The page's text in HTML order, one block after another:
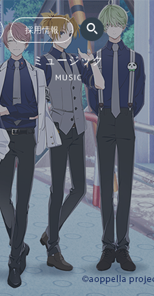
採用情報
ミュージック
MUSIC